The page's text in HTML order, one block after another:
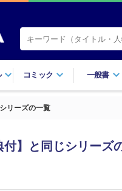
コミック 一般書
リーズの一覧
】と同じシリーズ